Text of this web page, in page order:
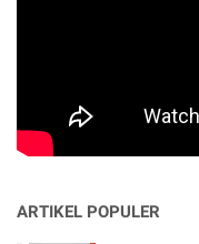
ARTIKEL POPULER